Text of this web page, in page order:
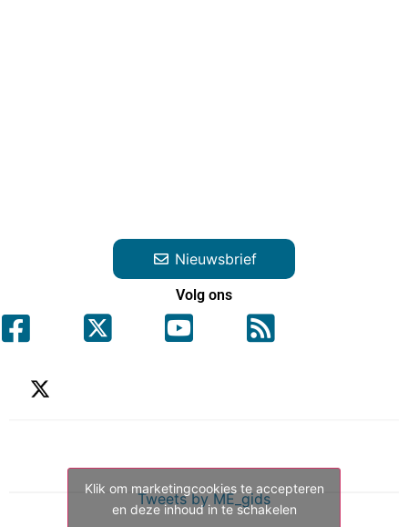
Nieuwsbrief
Volg ons
Tweets by ME_gids
Klik om marketingcookies te accepteren
en deze inhoud in te schakelen